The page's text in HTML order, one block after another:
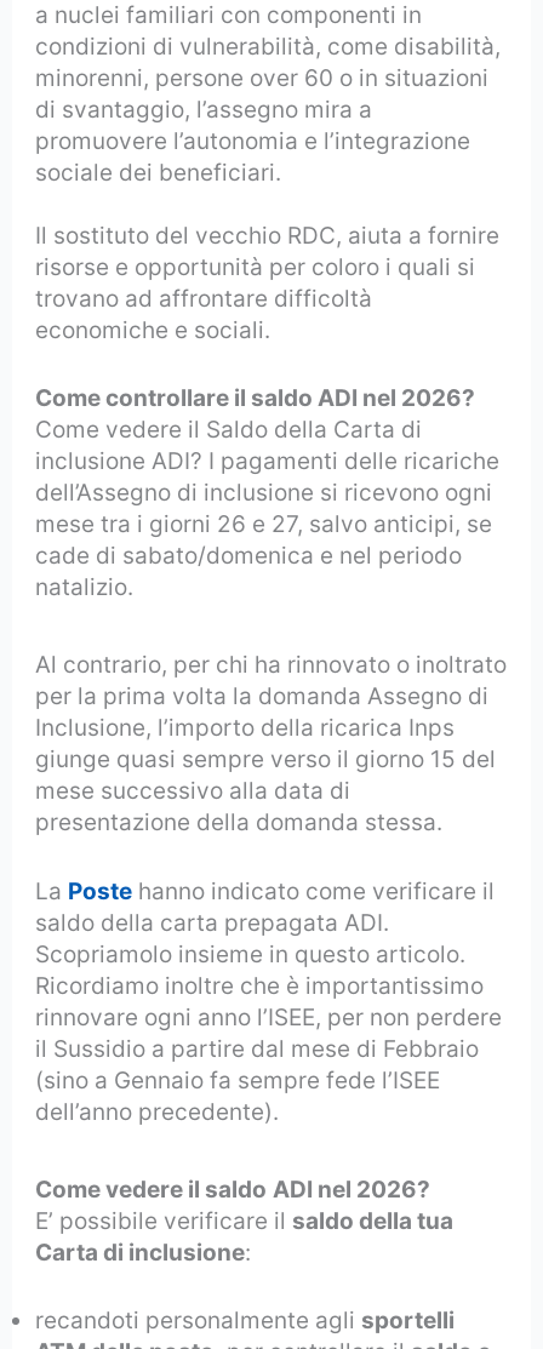
a nuclei familiari con componenti in
condizioni di vulnerabilità, come disabilità,
minorenni, persone over 60 o in situazioni
di svantaggio, l’assegno mira a
promuovere l’autonomia e l’integrazione
sociale dei beneficiari.
Il sostituto del vecchio RDC, aiuta a fornire
risorse e opportunità per coloro i quali si
trovano ad affrontare difficoltà
economiche e sociali.
Come controllare il saldo ADI nel 2026?
Come vedere il Saldo della Carta di
inclusione ADI? I pagamenti delle ricariche
dell’Assegno di inclusione si ricevono ogni
mese tra i giorni 26 e 27, salvo anticipi, se
cade di sabato/domenica e nel periodo
natalizio.
Al contrario, per chi ha rinnovato o inoltrato
per la prima volta la domanda Assegno di
Inclusione, l’importo della ricarica Inps
giunge quasi sempre verso il giorno 15 del
mese successivo alla data di
presentazione della domanda stessa.
La Poste hanno indicato come verificare il
saldo della carta prepagata ADI.
Scopriamolo insieme in questo articolo.
Ricordiamo inoltre che è importantissimo
rinnovare ogni anno l’ISEE, per non perdere
il Sussidio a partire dal mese di Febbraio
(sino a Gennaio fa sempre fede l’ISEE
dell’anno precedente).
Come vedere il saldo ADI nel 2026?
E’ possibile verificare il saldo della tua
Carta di inclusione:
recandoti personalmente agli sportelli